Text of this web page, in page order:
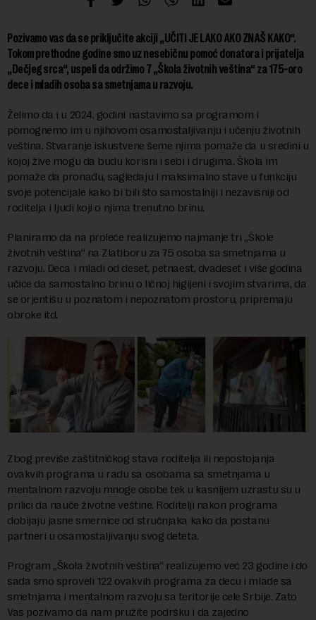
Pozivamo vas da se priključite akciji „UČITI JE LAKO AKO ZNAŠ KAKO“.
Tokom prethodne godine smo uz nesebičnu pomoć donatora i prijatelja
„Dečjeg srca“, uspeli da održimo 7 „Škola životnih veština“ za 175-oro
dece i mladih osoba sa smetnjama u razvoju.
Želimo da i u 2024. godini nastavimo sa programom i
pomognemo im u njihovom osamostaljivanju i učenju životnih
veština. Stvaranje iskustvene šeme njima pomaže da u sredini u
kojoj žive mogu da budu korisni i sebi i drugima. Škola im
pomaže da pronađu, sagledaju i maksimalno stave u funkciju
svoje potencijale kako bi bili što samostalniji i nezavisniji od
roditelja i ljudi koji o njima trenutno brinu.
Planiramo da na proleće realizujemo najmanje tri „Škole
životnih veština“ na Zlatiboru za 75 osoba sa smetnjama u
razvoju. Deca i mladi od deset, petnaest, dvadeset i više godina
učiće da samostalno brinu o ličnoj higijeni i svojim stvarima, da
se orjentišu u poznatom i nepoznatom prostoru, pripremaju
obroke itd.
Zbog previše zaštitničkog stava roditelja ili nepostojanja
ovakvih programa u radu sa osobama sa smetnjama u
mentalnom razvoju mnoge osobe tek u kasnijem uzrastu su u
prilici da nauče životne veštine. Roditelji nakon programa
dobijaju jasne smernice od stručnjaka kako da postanu
partneri u osamostaljivanju svog deteta.
Program „Škola životnih veština“ realizujemo već 23 godine i do
sada smo sproveli 122 ovakvih programa za decu i mlade sa
smetnjama i mentalnom razvoju sa teritorije cele Srbije. Zato
Vas pozivamo da nam pružite podršku i da zajedno